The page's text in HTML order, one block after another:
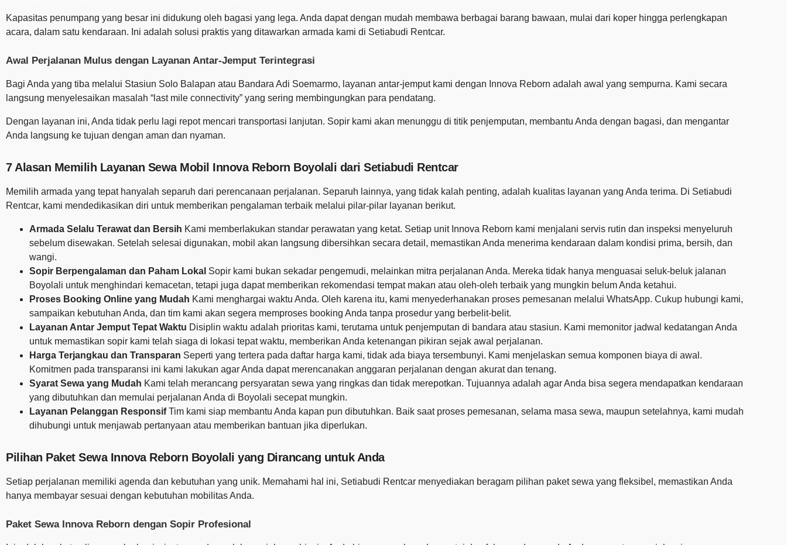
Kapasitas penumpang yang besar ini didukung oleh bagasi yang lega. Anda dapat dengan mudah membawa berbagai barang bawaan, mulai dari koper hingga perlengkapan
acara, dalam satu kendaraan. Ini adalah solusi praktis yang ditawarkan armada kami di Setiabudi Rentcar.
Awal Perjalanan Mulus dengan Layanan Antar-Jemput Terintegrasi
Bagi Anda yang tiba melalui Stasiun Solo Balapan atau Bandara Adi Soemarmo, layanan antar-jemput kami dengan Innova Reborn adalah awal yang sempurna. Kami secara
langsung menyelesaikan masalah “last mile connectivity” yang sering membingungkan para pendatang.
Dengan layanan ini, Anda tidak perlu lagi repot mencari transportasi lanjutan. Sopir kami akan menunggu di titik penjemputan, membantu Anda dengan bagasi, dan mengantar
Anda langsung ke tujuan dengan aman dan nyaman.
7 Alasan Memilih Layanan Sewa Mobil Innova Reborn Boyolali dari Setiabudi Rentcar
Memilih armada yang tepat hanyalah separuh dari perencanaan perjalanan. Separuh lainnya, yang tidak kalah penting, adalah kualitas layanan yang Anda terima. Di Setiabudi
Rentcar, kami mendedikasikan diri untuk memberikan pengalaman terbaik melalui pilar-pilar layanan berikut.
Armada Selalu Terawat dan Bersih Kami memberlakukan standar perawatan yang ketat. Setiap unit Innova Reborn kami menjalani servis rutin dan inspeksi menyeluruh
sebelum disewakan. Setelah selesai digunakan, mobil akan langsung dibersihkan secara detail, memastikan Anda menerima kendaraan dalam kondisi prima, bersih, dan
wangi.
Sopir Berpengalaman dan Paham Lokal Sopir kami bukan sekadar pengemudi, melainkan mitra perjalanan Anda. Mereka tidak hanya menguasai seluk-beluk jalanan
Boyolali untuk menghindari kemacetan, tetapi juga dapat memberikan rekomendasi tempat makan atau oleh-oleh terbaik yang mungkin belum Anda ketahui.
Proses Booking Online yang Mudah Kami menghargai waktu Anda. Oleh karena itu, kami menyederhanakan proses pemesanan melalui WhatsApp. Cukup hubungi kami,
sampaikan kebutuhan Anda, dan tim kami akan segera memproses booking Anda tanpa prosedur yang berbelit-belit.
Layanan Antar Jemput Tepat Waktu Disiplin waktu adalah prioritas kami, terutama untuk penjemputan di bandara atau stasiun. Kami memonitor jadwal kedatangan Anda
untuk memastikan sopir kami telah siaga di lokasi tepat waktu, memberikan Anda ketenangan pikiran sejak awal perjalanan.
Harga Terjangkau dan Transparan Seperti yang tertera pada daftar harga kami, tidak ada biaya tersembunyi. Kami menjelaskan semua komponen biaya di awal.
Komitmen pada transparansi ini kami lakukan agar Anda dapat merencanakan anggaran perjalanan dengan akurat dan tenang.
Syarat Sewa yang Mudah Kami telah merancang persyaratan sewa yang ringkas dan tidak merepotkan. Tujuannya adalah agar Anda bisa segera mendapatkan kendaraan
yang dibutuhkan dan memulai perjalanan Anda di Boyolali secepat mungkin.
Layanan Pelanggan ResponsifTim kami siap membantu Anda kapan pun dibutuhkan. Baik saat proses pemesanan, selama masa sewa, maupun setelahnya, kami mudah
dihubungi untuk menjawab pertanyaan atau memberikan bantuan jika diperlukan.
Pilihan Paket Sewa Innova Reborn Boyolali yang Dirancang untuk Anda
Setiap perjalanan memiliki agenda dan kebutuhan yang unik. Memahami hal ini, Setiabudi Rentcar menyediakan beragam pilihan paket sewa yang fleksibel, memastikan Anda
hanya membayar sesuai dengan kebutuhan mobilitas Anda.
Paket Sewa Innova Reborn dengan Sopir Profesional